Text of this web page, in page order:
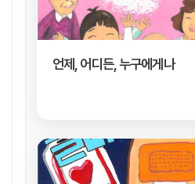
언제, 어디든, 누구에게나